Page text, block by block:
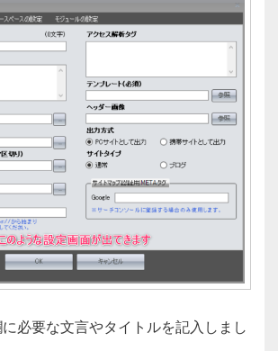
必要な文言やタイトルを記入しまし